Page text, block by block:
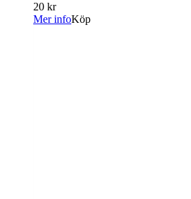
20 kr
Mer infoKöp